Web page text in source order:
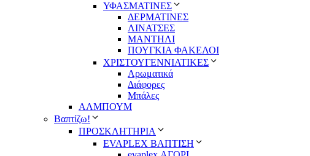
ΥΦΑΣΜΑΤΙΝΕΣ
ΔΕΡΜΑΤΙΝΕΣ
ΛΙΝΑΤΣΕΣ
ΜΑΝΤΗΛΙ
ΠΟΥΓΚΙΑ ΦΑΚΕΛΟΙ
ΧΡΙΣΤΟΥΓΕΝΝΙΑΤΙΚΕΣ
Αρωματικά
Διάφορες
Μπάλες
ΑΛΜΠΟΥΜ
Βαπτίζω!
ΠΡΟΣΚΛΗΤΗΡΙΑ
EVAPLEX ΒΑΠΤΙΣΗ